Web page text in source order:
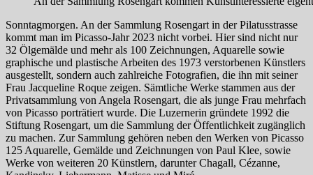
Sonntagmorgen. An der Sammlung Rosengart in der Pilatusstrasse
kommt man im Picasso-Jahr 2023 nicht vorbei. Hier sind nicht nur
32 Ölgemälde und mehr als 100 Zeichnungen, Aquarelle sowie
graphische und plastische Arbeiten des 1973 verstorbenen Künstlers
ausgestellt, sondern auch zahlreiche Fotografien, die ihn mit seiner
Frau Jacqueline Roque zeigen. Sämtliche Werke stammen aus der
Privatsammlung von Angela Rosengart, die als junge Frau mehrfach
von Picasso porträtiert wurde. Die Luzernerin gründete 1992 die
Stiftung Rosengart, um die Sammlung der Öffentlichkeit zugänglich
zu machen. Zur Sammlung gehören neben den Werken von Picasso
125 Aquarelle, Gemälde und Zeichnungen von Paul Klee, sowie
Werke von weiteren 20 Künstlern, darunter Chagall, Cézanne,